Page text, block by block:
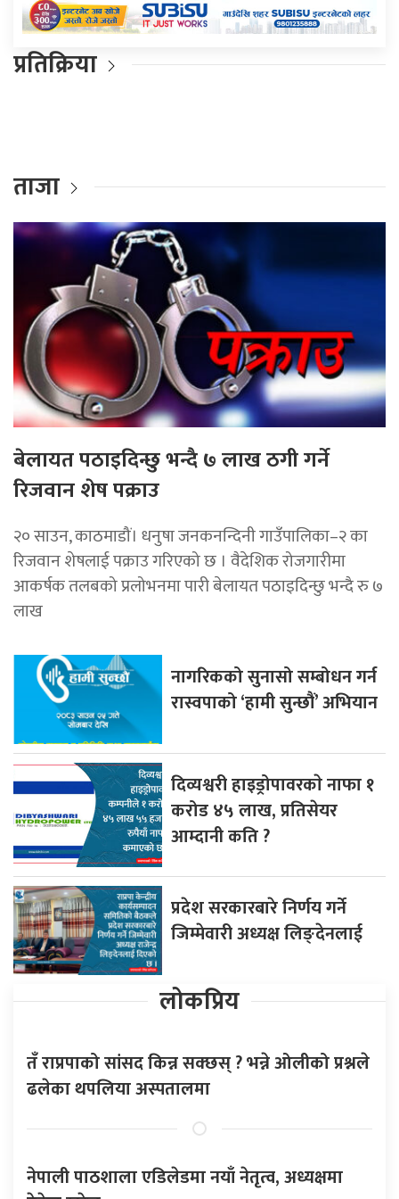
प्रतिक्रिया
ताजा
बेलायत पठाइदिन्छु भन्दै ७ लाख ठगी गर्ने
रिजवान शेष पक्राउ
२० साउन, काठमाडौं। धनुषा जनकनन्दिनी गाउँपालिका–२ का
रिजवान शेषलाई पक्राउ गरिएको छ । वैदेशिक रोजगारीमा
आकर्षक तलबको प्रलोभनमा पारी बेलायत पठाइदिन्छु भन्दै रु ७
लाख
नागरिकको सुनासो सम्बोधन गर्न
रास्वपाको ‘हामी सुन्छौं’ अभियान
दिव्यश्वरी हाइड्रोपावरकाे नाफा १
करोड ४५ लाख, प्रतिसेयर
आम्दानी कति ?
प्रदेश सरकारबारे निर्णय गर्ने
जिम्मेवारी अध्यक्ष लिङ्देनलाई
लोकप्रिय
तँ राप्रपाको सांसद किन्न सक्छस् ? भन्ने ओलीको प्रश्नले
ढलेका थपलिया अस्पतालमा
नेपाली पाठशाला एडिलेडमा नयाँ नेतृत्व, अध्यक्षमा